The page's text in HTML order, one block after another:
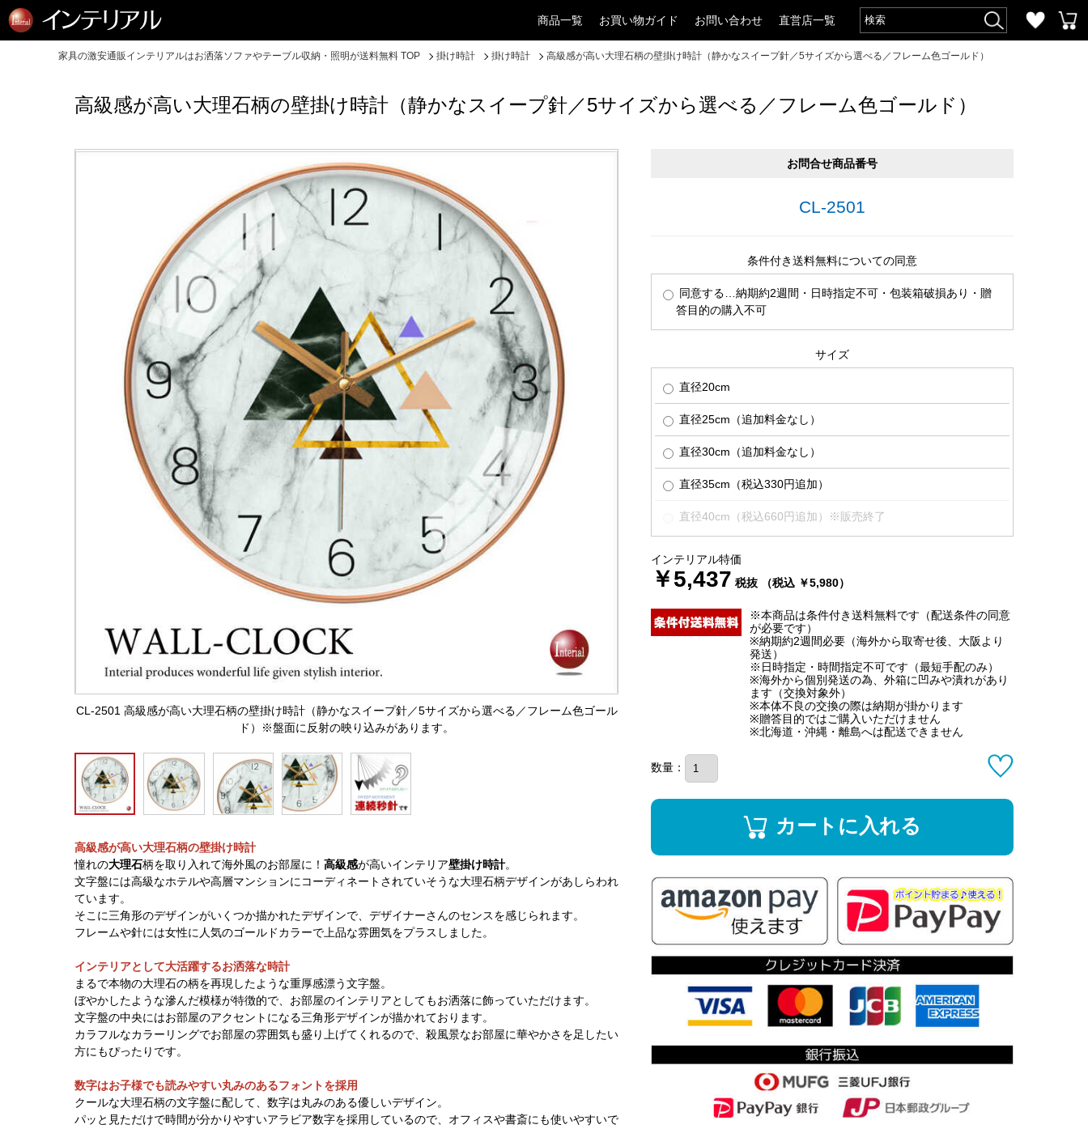
商品一覧 お買い物ガイド お問い合わせ 直営店一覧
家具の激安通販インテリアルはお洒落ソファやテーブル収納・照明が送料無料 TOP 掛け時計 掛け時計 高級感が高い大理石柄の壁掛け時計（静かなスイープ針／5サイズから選べる／フレーム色ゴールド）
高級感が高い大理石柄の壁掛け時計（静かなスイープ針／5サイズから選べる／フレーム色ゴールド）
CL-2501 高級感が高い大理石柄の壁掛け時計（静かなスイープ針／5サイズから選べる／フレーム色ゴール
ド）※盤面に反射の映り込みがあります。
高級感が高い大理石柄の壁掛け時計
憧れの大理石柄を取り入れて海外風のお部屋に！ 高級感が高いインテリア壁掛け時計。
文字盤には高級なホテルや高層マンションにコーディネートされていそうな大理石柄デザインがあしらわれ
ています。
そこに三角形のデザインがいくつか描かれたデザインで、デザイナーさんのセンスを感じられます。
フレームや針には女性に人気のゴールドカラーで上品な雰囲気をプラスしました。
インテリアとして大活躍するお洒落な時計
まるで本物の大理石の柄を再現したような重厚感漂う文字盤。
ぼやかしたような滲んだ模様が特徴的で、お部屋のインテリアとしてもお洒落に飾っていただけます。
文字盤の中央にはお部屋のアクセントになる三角形デザインが描かれております。
カラフルなカラーリングでお部屋の雰囲気も盛り上げてくれるので、殺風景なお部屋に華やかさを足したい
方にもぴったりです。
数字はお子様でも読みやすい丸みのあるフォントを採用
クールな大理石柄の文字盤に配して、数字は丸みのある優しいデザイン。
パッと見ただけで時間が分かりやすいアラビア数字を採用しているので、オフィスや書斎にも使いやすいで
お問合せ商品番号
CL-2501
条件付き送料無料についての同意
同意する…納期約2週間・日時指定不可・包装箱破損あり・贈
答目的の購入不可
サイズ
直径20cm
直径25cm（追加料金なし）
直径30cm（追加料金なし）
直径35cm（税込330円追加）
直径40cm（税込660円追加）※販売終了
インテリアル特価
￥5,437 税抜 （税込 ￥5,980）
※本商品は条件付き送料無料です（配送条件の同意
が必要です）
※納期約2週間必要（海外から取寄せ後、大阪より
発送）
※日時指定・時間指定不可です（最短手配のみ）
※海外から個別発送の為、外箱に凹みや潰れがあり
ます（交換対象外）
※本体不良の交換の際は納期が掛かります
※贈答目的ではご購入いただけません
※北海道・沖縄・離島へは配送できません
数量：
カートに入れる